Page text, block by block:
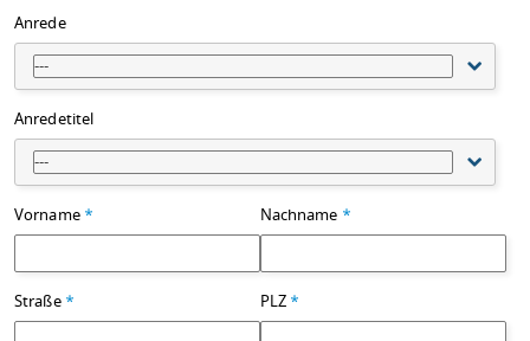
Anrede
---
Anredetitel
---
Vorname * Nachname *
Straße * PLZ *